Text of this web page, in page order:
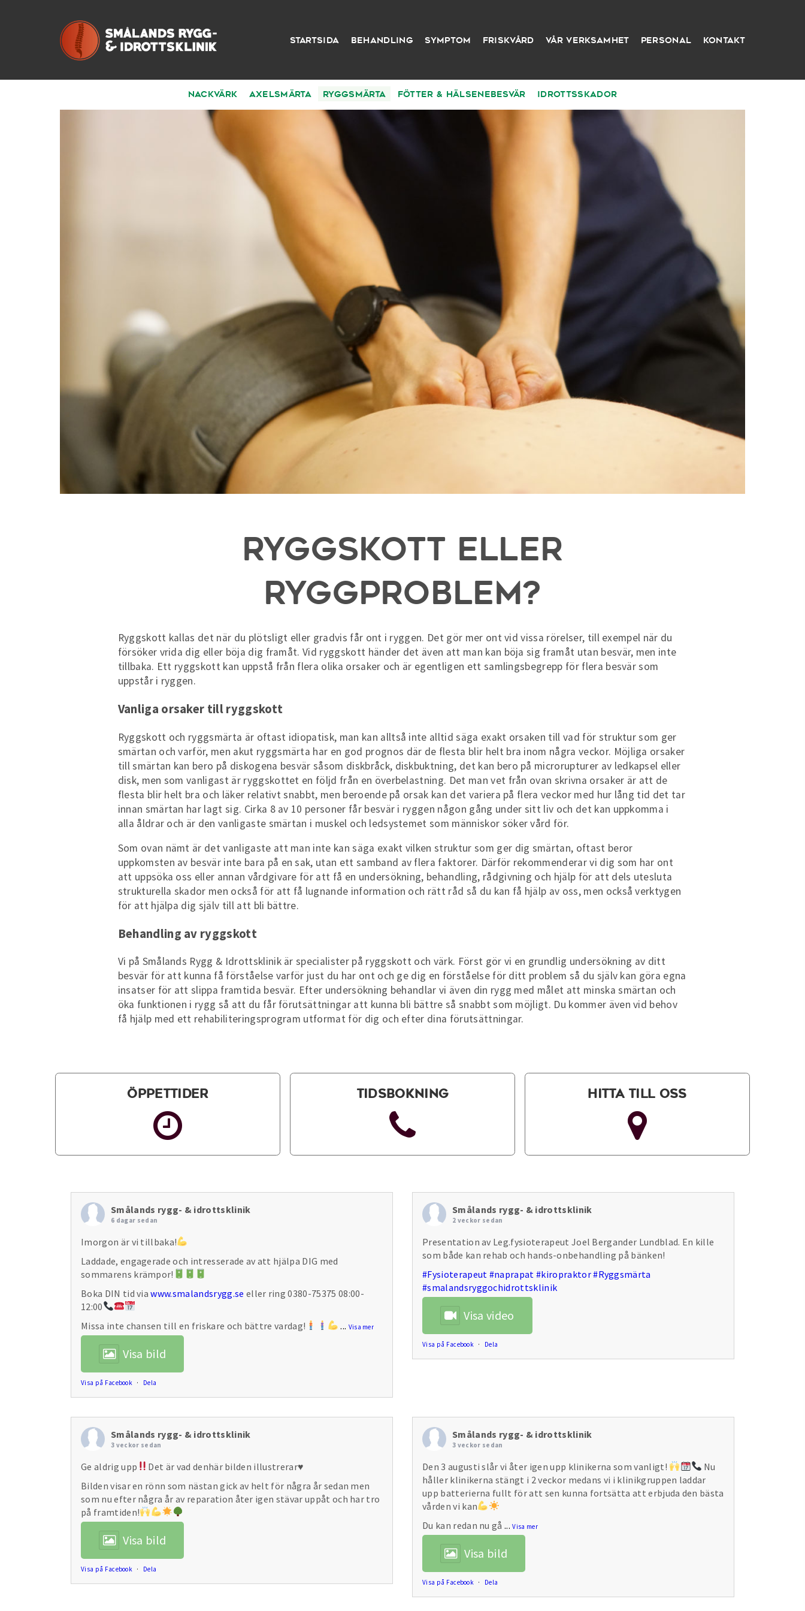
Startsida Behandling Symptom
Nackvärk Axelsmärta Ryggsmärta Fötter & hälsenebesvär Idrottsskador
Friskvård Vår verksamhet Personal Kontakt
Ryggskott eller
ryggproblem?
Ryggskott kallas det när du plötsligt eller gradvis får ont i ryggen. Det gör mer ont vid vissa rörelser, till exempel när du
försöker vrida dig eller böja dig framåt. Vid ryggskott händer det även att man kan böja sig framåt utan besvär, men inte
tillbaka. Ett ryggskott kan uppstå från flera olika orsaker och är egentligen ett samlingsbegrepp för flera besvär som
uppstår i ryggen.
Vanliga orsaker till ryggskott
Ryggskott och ryggsmärta är oftast idiopatisk, man kan alltså inte alltid säga exakt orsaken till vad för struktur som ger
smärtan och varför, men akut ryggsmärta har en god prognos där de flesta blir helt bra inom några veckor. Möjliga orsaker
till smärtan kan bero på diskogena besvär såsom diskbråck, diskbuktning, det kan bero på microrupturer av ledkapsel eller
disk, men som vanligast är ryggskottet en följd från en överbelastning. Det man vet från ovan skrivna orsaker är att de
flesta blir helt bra och läker relativt snabbt, men beroende på orsak kan det variera på flera veckor med hur lång tid det tar
innan smärtan har lagt sig. Cirka 8 av 10 personer får besvär i ryggen någon gång under sitt liv och det kan uppkomma i
alla åldrar och är den vanligaste smärtan i muskel och ledsystemet som människor söker vård för.
Som ovan nämt är det vanligaste att man inte kan säga exakt vilken struktur som ger dig smärtan, oftast beror
uppkomsten av besvär inte bara på en sak, utan ett samband av flera faktorer. Därför rekommenderar vi dig som har ont
att uppsöka oss eller annan vårdgivare för att få en undersökning, behandling, rådgivning och hjälp för att dels utesluta
strukturella skador men också för att få lugnande information och rätt råd så du kan få hjälp av oss, men också verktygen
för att hjälpa dig själv till att bli bättre.
Behandling av ryggskott
Vi på Smålands Rygg & Idrottsklinik är specialister på ryggskott och värk. Först gör vi en grundlig undersökning av ditt
besvär för att kunna få förståelse varför just du har ont och ge dig en förståelse för ditt problem så du själv kan göra egna
insatser för att slippa framtida besvär. Efter undersökning behandlar vi även din rygg med målet att minska smärtan och
öka funktionen i rygg så att du får förutsättningar att kunna bli bättre så snabbt som möjligt. Du kommer även vid behov
få hjälp med ett rehabiliteringsprogram utformat för dig och efter dina förutsättningar.
Öppettider Tidsbokning Hitta till oss
Smålands rygg- & idrottsklinik
6 dagar sedan
Imorgon är vi tillbaka!
Laddade, engagerade och intresserade av att hjälpa DIG med
sommarens krämpor!
Boka DIN tid viawww.smalandsrygg.se eller ring 0380-75375 08:00-
12:00
Missa inte chansen till en friskare och bättre vardag!
... Visa mer
Visa bild
Visa på Facebook · Dela
Smålands rygg- & idrottsklinik
2 veckor sedan
Presentation av Leg.fysioterapeut Joel Bergander Lundblad. En kille
som både kan rehab och hands-onbehandling på bänken!
#Fysioterapeut #naprapat #kiropraktor#Ryggsmärta
#smalandsryggochidrottsklinik
Visa video
Visa på Facebook · Dela
Smålands rygg- & idrottsklinik
3 veckor sedan
Ge aldrig upp Det är vad denhär bilden illustrerar♥️
Bilden visar en rönn som nästan gick av helt för några år sedan men
som nu efter några år av reparation åter igen stävar uppåt och har tro
på framtiden!
Visa bild
Visa på Facebook · Dela
Smålands rygg- & idrottsklinik
3 veckor sedan
Den 3 augusti slår vi åter igen upp klinikerna som vanligt!
Nu
håller klinikerna stängt i 2 veckor medans vi i klinikgruppen laddar
upp batterierna fullt för att sen kunna fortsätta att erbjuda den bästa
vården vi kan
Du kan redan nu gå ...Visa mer
Visa bild
Visa på Facebook · Dela